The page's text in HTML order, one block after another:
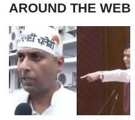
AROUND THE WEB